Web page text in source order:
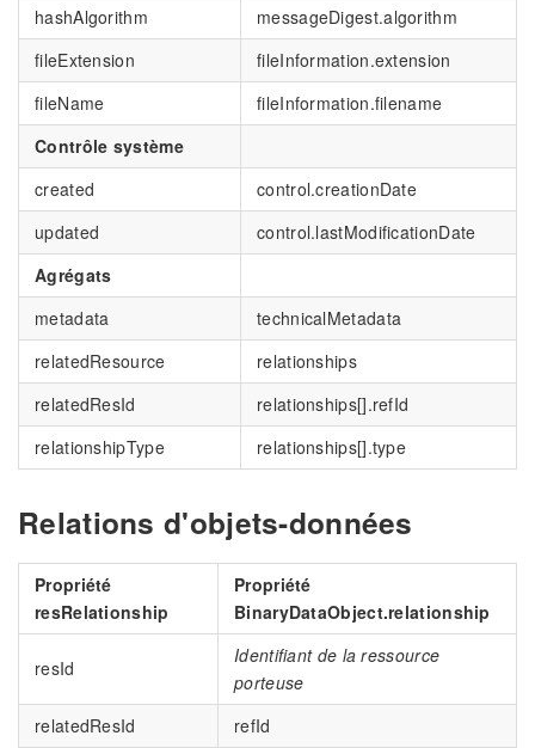
hashAlgorithm
messageDigest.algorithm
fileExtension
fileInformation.extension
fileName
fileInformation.filename
Contrôle système
created
control.creationDate
updated
control.lastModificationDate
Agrégats
metadata
technicalMetadata
relatedResource
relationships
relatedResId
relationships[].refId
relationshipType
relationships[].type
Relations d'objets-données
Propriété
resRelationship
Propriété
BinaryDataObject.relationship
resId
Identifiant de la ressource
porteuse
relatedResId
refId